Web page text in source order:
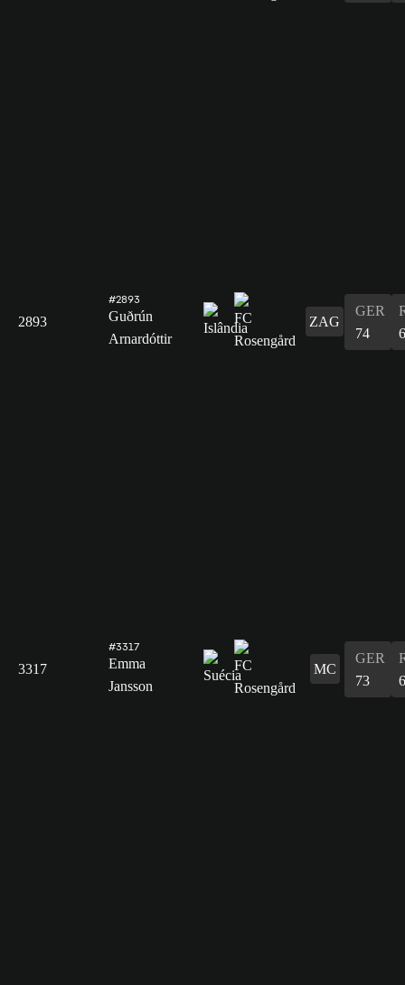
2893
#2893
Guðrún
Arnardóttir
ZAG
GER
74
3317
#3317
Emma
Jansson
MC
GER
73